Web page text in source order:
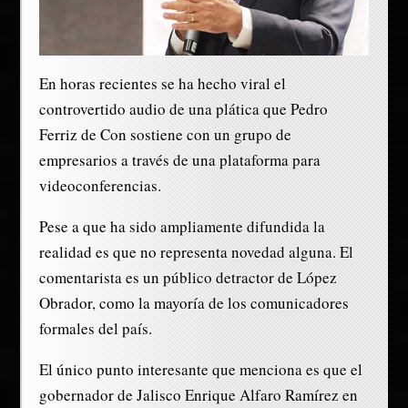
En horas recientes se ha hecho viral el
controvertido audio de una plática que Pedro
Ferriz de Con sostiene con un grupo de
empresarios a través de una plataforma para
videoconferencias.
Pese a que ha sido ampliamente difundida la
realidad es que no representa novedad alguna. El
comentarista es un público detractor de López
Obrador, como la mayoría de los comunicadores
formales del país.
El único punto interesante que menciona es que el
gobernador de Jalisco Enrique Alfaro Ramírez en